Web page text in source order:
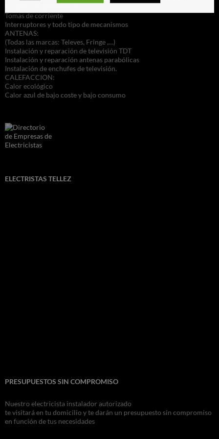
Tomas de corriente
Interruptores y todo tipo de mecanismos
ANTENAS:
(Todas las marcas: Televes, Fringe ,…)
Instalación y reparación de televisión TDT
Instalación y reparación antenas parabólicas
Instalación de enchufes de televisión.
CALEFACCION:
Calor ecológico
Calor azul de bajo coste y bajo consumo
ELECTRISTAS TELLEZ
PRESUPUESTOS SIN COMPROMISO
Nuestro electricista instalador autorizado
te visitará en tu domicilio y te darán un presupuesto sin compromiso
en función de tus necesidades